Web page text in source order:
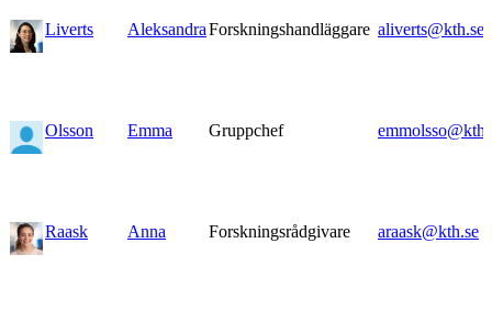
Liverts AleksandraForskningshandläggare aliverts@kth.se
Olsson Emma Gruppchef
Raask Anna Forskningsrådgivare araask@kth.se